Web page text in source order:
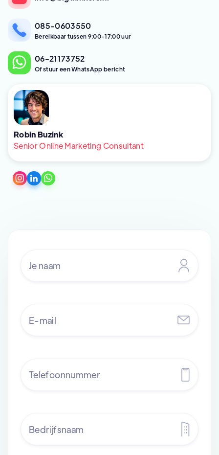
085-0603550
Bereikbaar tussen 9:00-17:00 uur
06-21173752
Of stuur een WhatsApp bericht
Robin Buzink
Senior Online Marketing Consultant